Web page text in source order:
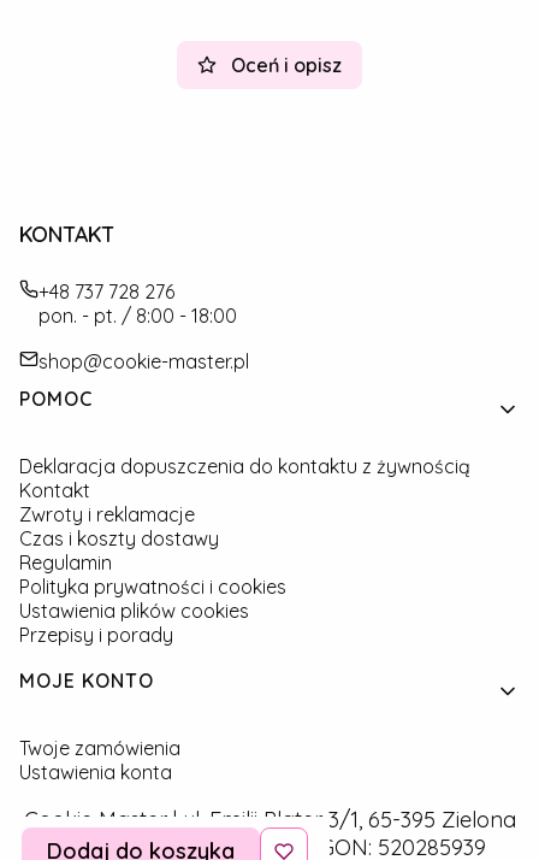
Oceń i opisz
KONTAKT
+48 737 728 276
pon. - pt. / 8:00 - 18:00
shop@cookie-master.pl
Linki w stopce
POMOC
Deklaracja dopuszczenia do kontaktu z żywnością
Kontakt
Zwroty i reklamacje
Czas i koszty dostawy
Regulamin
Polityka prywatności i cookies
Ustawienia plików cookies
Przepisy i porady
MOJE KONTO
Twoje zamówienia
Ustawienia konta
Cookie Master | ul. Emilii Plater 3/1, 65-395 Zielona
Góra | NIP: 9291757160 | REGON: 520285939
Dodaj do koszyka